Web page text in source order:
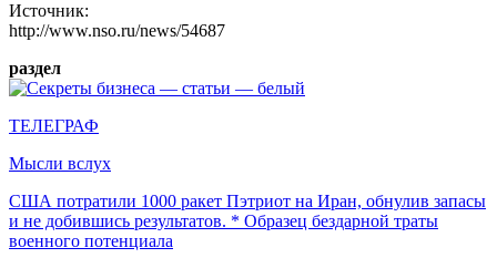
Источник:
http://www.nso.ru/news/54687
раздел
ТЕЛЕГРАФ
Мысли вслух
США потратили 1000 ракет Пэтриот на Иран, обнулив запасы
и не добившись результатов. * Образец бездарной траты
военного потенциала